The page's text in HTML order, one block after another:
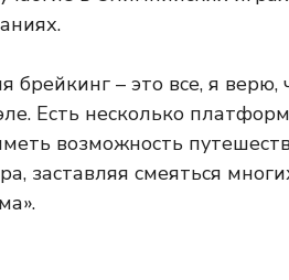
брейкинг – это все, я
Есть несколько
возможность
заставляя смеяться